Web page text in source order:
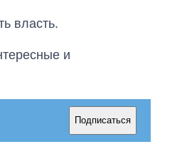
власть.
и
Подписаться